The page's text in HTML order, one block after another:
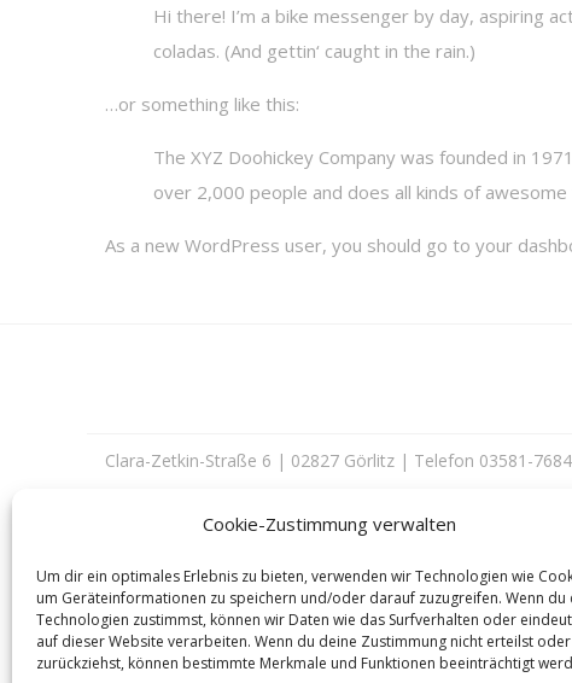
Cookie-Zustimmung verwalten
Um dir ein optimales Erlebnis zu bieten, verwenden wir Technologien wie
um Geräteinformationen zu speichern und/oder darauf zuzugreifen. Wenn du
Technologien zustimmst, können wir Daten wie das Surfverhalten oder
auf dieser Website verarbeiten. Wenn du deine Zustimmung nicht erteilst oder
zurückziehst, können bestimmte Merkmale und Funktionen beeinträchtigt
Hi there! I’m a bike messenger by day, aspiring
coladas. (And gettin‘ caught in the rain.)
…or something like this:
The XYZ Doohickey Company was founded in
over 2,000 people and does all kinds of
As a new WordPress user, you should go to your
Clara-Zetkin-Straße 6 | 02827 Görlitz | Telefon 03581-